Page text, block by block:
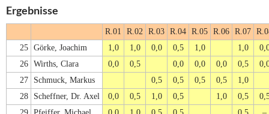
Ergebnisse
R.01 R.02 R.03 R.04 R.05 R.06 R.07
25 Görke, Joachim 1,0 1,0 0,0 0,5 1,0 1,0
26 Wirths, Clara 0,0 0,5 0,0 0,0 0,0 0,5
27
Schmuck, Markus 0,5 0,5 0,5 0,5
1,0
28
Scheffner, Dr. Axel 0,0 0,5 1,0 0,5 1,0 0,5